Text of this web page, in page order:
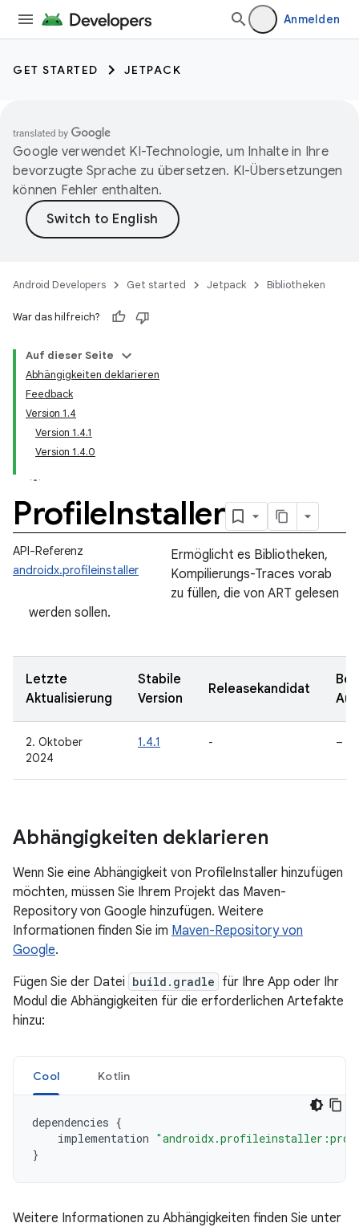
Anmelden
GET STARTED JETPACK
Google verwendet KI-Technologie, um Inhalte in Ihre
bevorzugte Sprache zu übersetzen. KI-Übersetzungen
können Fehler enthalten.
Android Developers Get started Jetpack Bibliotheken
War das hilfreich?
Auf dieser Seite
Abhängigkeiten deklarieren
Feedback
Version 1.4
Version 1.4.1
Version 1.4.0
ProfileInstaller
API-Referenz
androidx.profileinstaller
Ermöglicht es Bibliotheken,
Kompilierungs-Traces vorab
zu füllen, die von ART gelesen
werden sollen.
Letzte
Aktualisierung
Stabile
Version
Releasekandidat
2. Oktober
2024
1.4.1 - –
Abhängigkeiten deklarieren
Wenn Sie eine Abhängigkeit von ProfileInstaller hinzufügen
möchten, müssen Sie Ihrem Projekt das Maven-
Repository von Google hinzufügen. Weitere
Informationen finden Sie im Maven-Repository von
Google.
Fügen Sie der Datei build.gradle für Ihre App oder Ihr
Modul die Abhängigkeiten für die erforderlichen Artefakte
hinzu:
Cool Kotlin
dependencies {
implementation
}
Weitere Informationen zu Abhängigkeiten finden Sie unter